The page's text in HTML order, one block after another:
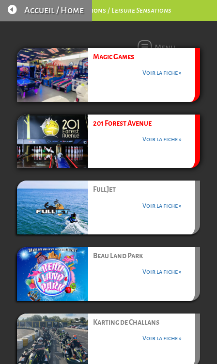
Loisirs Sensations / Leisure Sensations
 Accueil / Home
Menu
Magic Games
Voir la fiche »
201 Forest Avenue
Voir la fiche »
FullJet
Voir la fiche »
Beau Land Park
Voir la fiche »
Karting de Challans
Voir la fiche »